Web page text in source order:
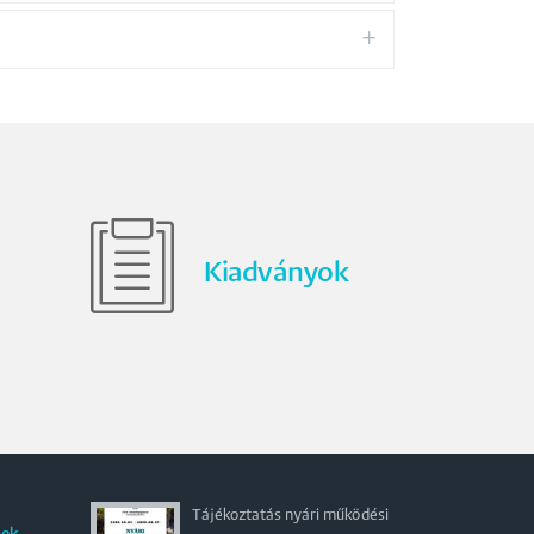
Kiadványok
Tájékoztatás nyári működési